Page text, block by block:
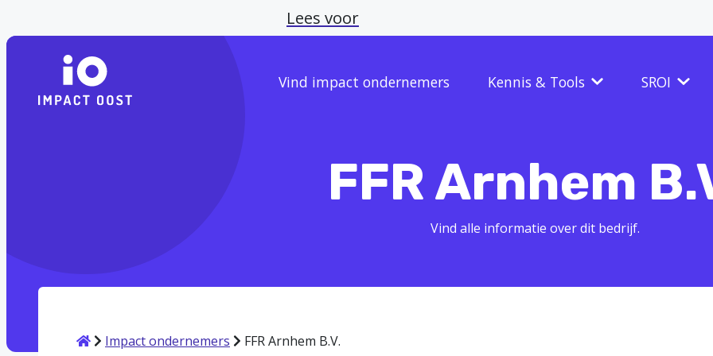
Lees voor
Vind impact ondernemers Kennis & Tools SROI
FFR Arnhem
Vind alle informatie over dit bedrijf.
HomeImpact ondernemers FFR Arnhem B.V.